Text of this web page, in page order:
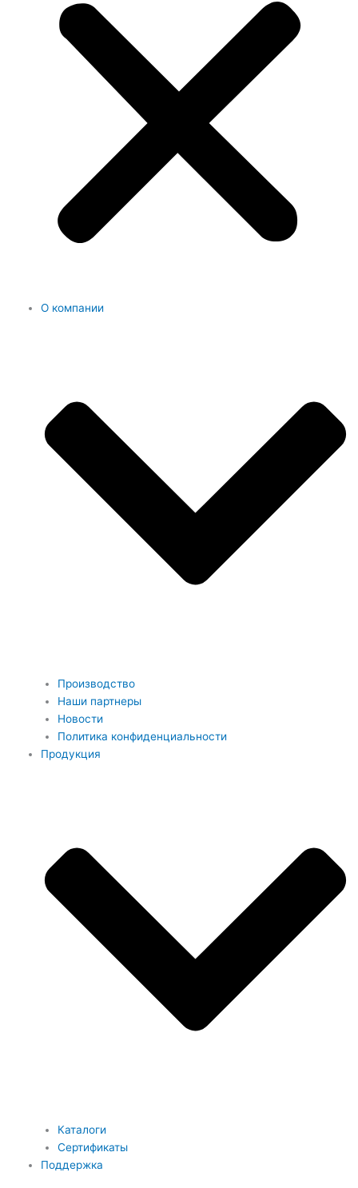
О компании
Производство
Наши партнеры
Новости
Политика конфиденциальности
Продукция
Каталоги
Сертификаты
Поддержка